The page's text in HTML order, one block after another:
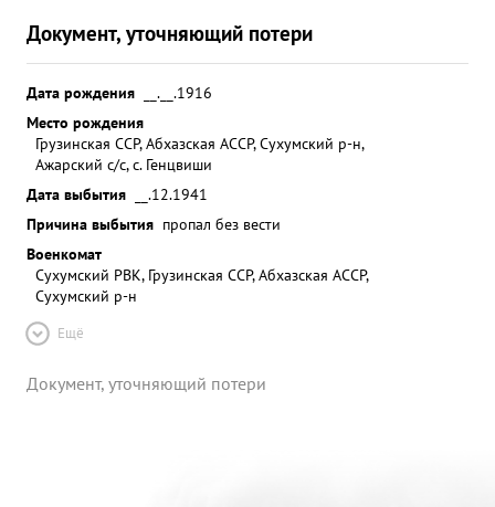
Документ, уточняющий потери
Дата рождения
__.__.1916
Место рождения
Грузинская ССР, Абхазская АССР, Сухумский р-н,
Ажарский с/с, с. Генцвиши
Дата выбытия
__.12.1941
Причина выбытия пропал без вести
Военкомат
Сухумский РВК, Грузинская ССР, Абхазская АССР,
Сухумский р-н
Ещё
Документ, уточняющий потери